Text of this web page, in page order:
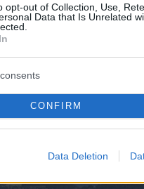
opt-out of Collection, Use,
Data that Is Unrelated
CONFIRM
Data Deletion
αρχές
και στην
ώστε να κινηθούν
ο νόμος.